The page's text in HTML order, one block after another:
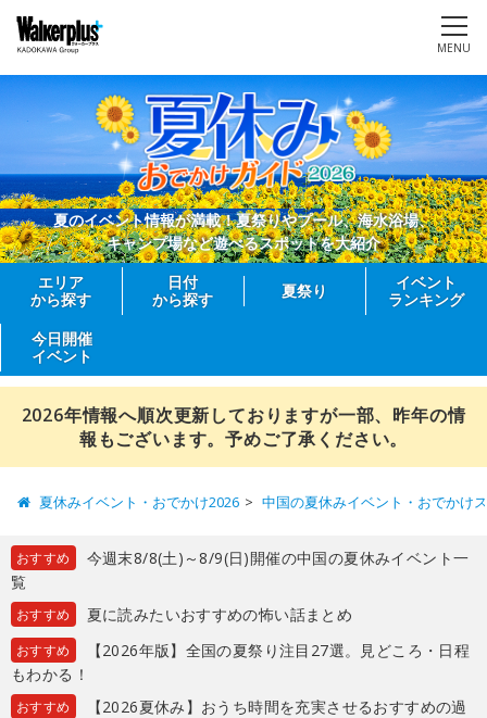
MENU
夏のイベント情報が満載！夏祭りやプール、海水浴場、
キャンプ場など遊べるスポットを大紹介
エリア
から探す
日付
から探す
夏祭り
イベント
ランキング
今日開催
イベント
2026年情報へ順次更新しておりますが一部、昨年の情
報もございます。予めご了承ください。
夏休みイベント・おでかけ2026 中国の夏休みイベント・おでかけ
おすすめ
今週末8/8(土)～8/9(日)開催の中国の夏休みイベント一
覧
おすすめ 夏に読みたいおすすめの怖い話まとめ
おすすめ
【2026年版】全国の夏祭り注目27選。見どころ・日程
もわかる！
おすすめ
【2026夏休み】おうち時間を充実させるおすすめの過